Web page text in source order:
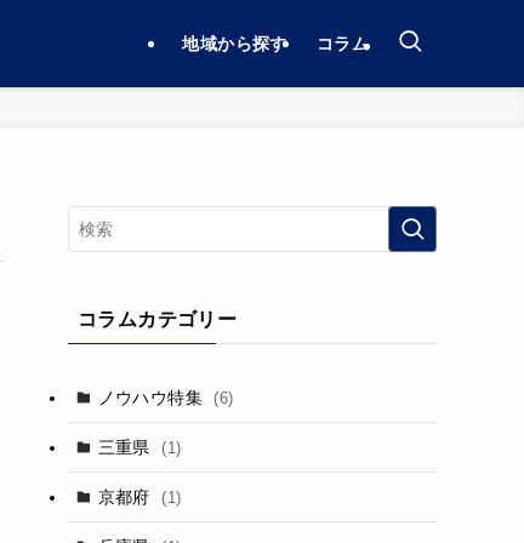
地域から探す コラム
コラムカテゴリー
ノウハウ特集 (6)
三重県 (1)
京都府 (1)